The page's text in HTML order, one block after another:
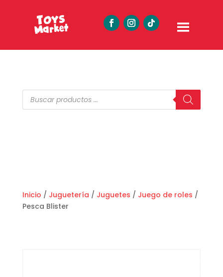
Búsqueda
de
productos
Inicio / Juguetería / Juguetes / Juego de roles /
Pesca Blister